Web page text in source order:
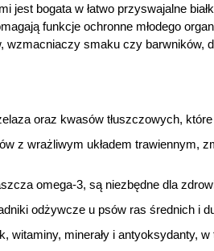
jest bogata w łatwo przyswajalne
funkcje ochronne młodego
smaku czy barwników,
oraz kwasów tłuszczowych,
z wrażliwym układem trawiennym,
omega-3, są niezbędne dla
odżywcze u psów ras średnich i
witaminy, minerały i antyoksydanty,